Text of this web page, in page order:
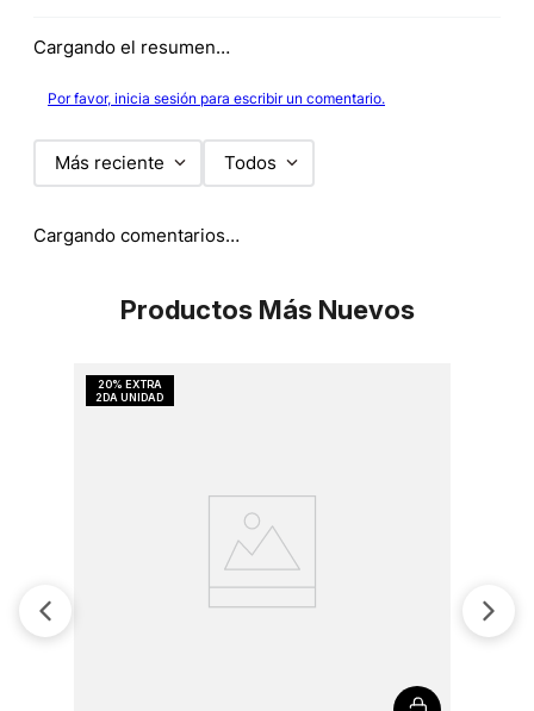
Cargando el resumen…
Por favor, inicia sesión para escribir un comentario.
Más reciente Todos
Cargando comentarios…
Productos Más Nuevos